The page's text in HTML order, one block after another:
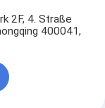
2F, 4. Straße
400041,